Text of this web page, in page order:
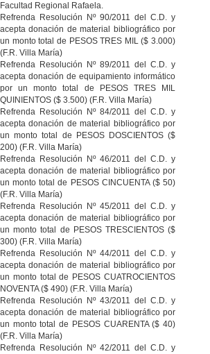
Facultad Regional Rafaela.
Refrenda Resolución Nº 90/2011 del C.D. y
acepta donación de material bibliográfico por
un monto total de PESOS TRES MIL ($ 3.000)
(F.R. Villa María)
Refrenda Resolución Nº 89/2011 del C.D. y
acepta donación de equipamiento informático
por un monto total de PESOS TRES MIL
QUINIENTOS ($ 3.500) (F.R. Villa María)
Refrenda Resolución Nº 84/2011 del C.D. y
acepta donación de material bibliográfico por
un monto total de PESOS DOSCIENTOS ($
200) (F.R. Villa María)
Refrenda Resolución Nº 46/2011 del C.D. y
acepta donación de material bibliográfico por
un monto total de PESOS CINCUENTA ($ 50)
(F.R. Villa María)
Refrenda Resolución Nº 45/2011 del C.D. y
acepta donación de material bibliográfico por
un monto total de PESOS TRESCIENTOS ($
300) (F.R. Villa María)
Refrenda Resolución Nº 44/2011 del C.D. y
acepta donación de material bibliográfico por
un monto total de PESOS CUATROCIENTOS
NOVENTA ($ 490) (F.R. Villa María)
Refrenda Resolución Nº 43/2011 del C.D. y
acepta donación de material bibliográfico por
un monto total de PESOS CUARENTA ($ 40)
(F.R. Villa María)
Refrenda Resolución Nº 42/2011 del C.D. y